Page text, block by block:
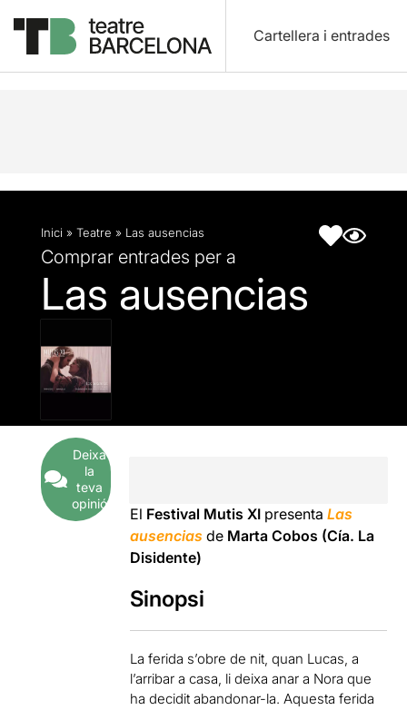
Cartellera i entrades
Descripció Fitxa artística
Inici » Teatre » Las ausencias
Comprar entrades per a
Las ausencias
Deixa
la
teva
opinió
El Festival Mutis XI presentaLas
ausencias de Marta Cobos (Cía. La
Disidente)
Sinopsi
La ferida s’obre de nit, quan Lucas, a
l’arribar a casa, li deixa anar a Nora que
ha decidit abandonar-la. Aquesta ferida